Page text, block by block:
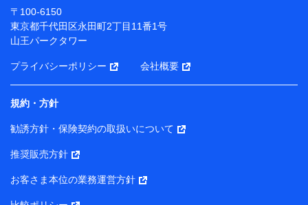
ため
（各サービスで取得したサービス利用履歴、ウェブサイ
トの閲覧履歴、購買履歴、ご契約内容等のパーソナルデ
ータを分析して、お客さまの趣味・嗜好・傾向に応じた
サービス・商品等に関するご提案や広告の配信等を行う
ことがあります。）
各種セミナーの開催のため
コンサルティングサービスの実施のため
アンケートやキャンペーン等の実施のため
上記に係る案内・手続き・管理等付帯業務を行うため
所・代表者名】
〒100-6150
東京都千代田区永田町2丁目11番1号
山王パークタワー
プライバシーポリシー 会社概要
規約・方針
勧誘方針・保険契約の取扱いについて
推奨販売方針
お客さま本位の業務運営方針